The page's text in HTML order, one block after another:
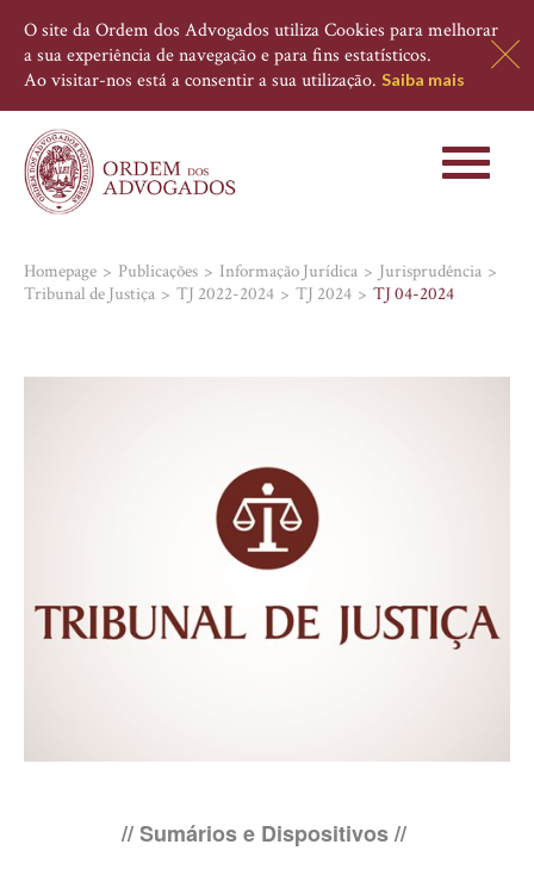
O site da Ordem dos Advogados utiliza Cookies para melhorar
a sua experiência de navegação e para fins estatísticos.
Ao visitar-nos está a consentir a sua utilização. Saiba mais
Toggle
Homepage Publicações Informação Jurídica
Jurisprudência
Tribunal de Justiça
TJ 2022-2024 TJ 2024 TJ 04-2024
// Sumários e Dispositivos //